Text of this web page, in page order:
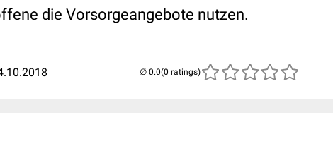
die Vorsorgeangebote nutzen.
(0 ratings)